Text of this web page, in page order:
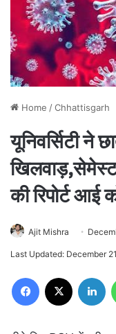
Home /Chhattisgarh
यूनिवर्सिटी ने
की रिपोर्ट आई
Ajit Mishra
Last Updated: December
Facebook